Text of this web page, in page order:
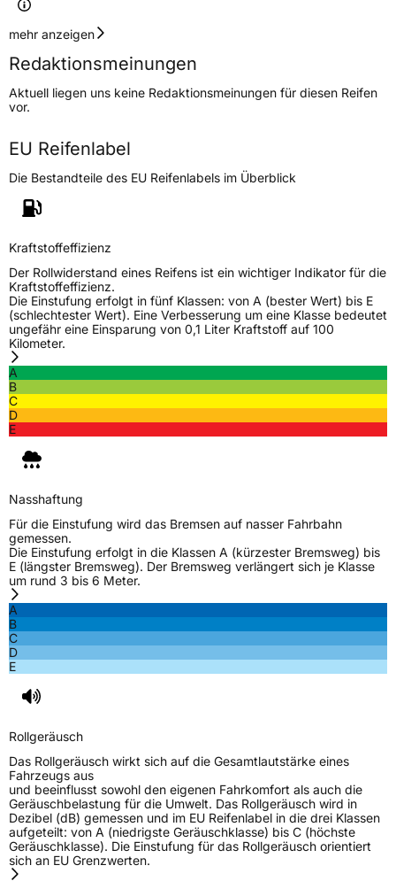
Geschwindigkeitsindex
Höchstgeschwindigkeit
190 km/h
Lastindex95
Höchstlast690 kg
Generelle Merkmale
Fahrzeugtyp
VerwendungSommerreifen
ModellnameL Grip 55
FahrzeugartPKW & SUV
Weitere Eigenschaften
SchlauchtypTL
ZustandNeureifen
Verstärkt
EU Label
EffizienzC
Nasshaftung
3PMSF / Schneeflockensymbol / Alpine-Symbol Nein
EisgripNein
EPREL ID607720
Allgemeine Produktsicherheit (GPSR)
mehr anzeigen
Redaktionsmeinungen
Aktuell liegen uns keine Redaktionsmeinungen für diesen Reifen
vor.
EU Reifenlabel
Die Bestandteile des EU Reifenlabels im Überblick
Kraftstoffeffizienz
Der Rollwiderstand eines Reifens ist ein wichtiger Indikator für die
Kraftstoffeffizienz.
Die Einstufung erfolgt in fünf Klassen: von A (bester Wert) bis E
(schlechtester Wert). Eine Verbesserung um eine Klasse bedeutet
ungefähr eine Einsparung von 0,1 Liter Kraftstoff auf 100
Kilometer.
A
B
C
D
E
Nasshaftung
Für die Einstufung wird das Bremsen auf nasser Fahrbahn
gemessen.
Die Einstufung erfolgt in die Klassen A (kürzester Bremsweg) bis
E (längster Bremsweg). Der Bremsweg verlängert sich je Klasse
um rund 3 bis 6 Meter.
A
B
C
D
E
Rollgeräusch
Das Rollgeräusch wirkt sich auf die Gesamtlautstärke eines
Fahrzeugs aus
und beeinflusst sowohl den eigenen Fahrkomfort als auch die
Geräuschbelastung für die Umwelt. Das Rollgeräusch wird in
Dezibel (dB) gemessen und im EU Reifenlabel in die drei Klassen
aufgeteilt: von A (niedrigste Geräuschklasse) bis C (höchste
Geräuschklasse). Die Einstufung für das Rollgeräusch orientiert
sich an EU Grenzwerten.